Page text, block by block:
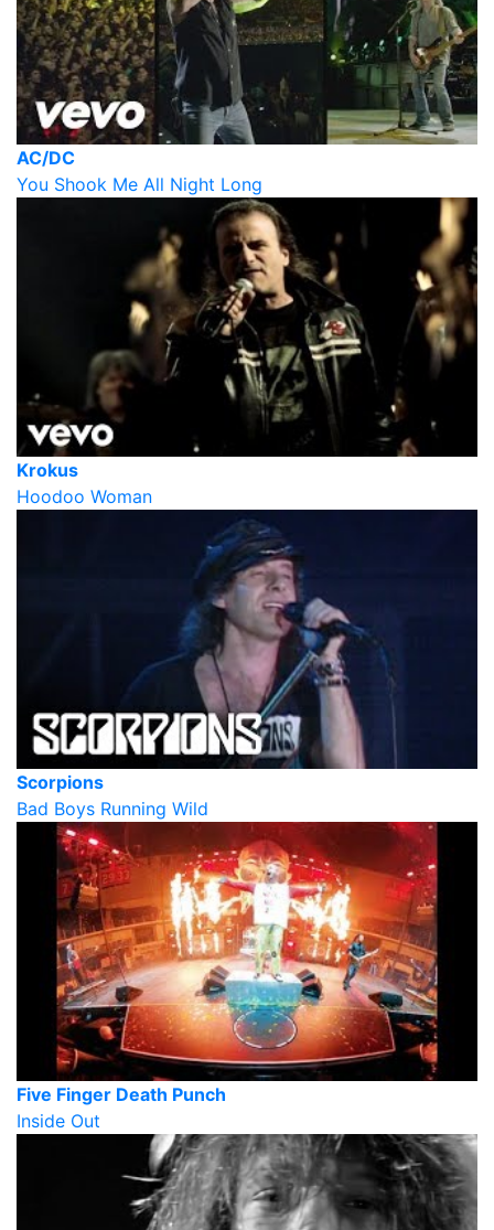
AC/DC
You Shook Me All Night Long
Krokus
Hoodoo Woman
Scorpions
Bad Boys Running Wild
Five Finger Death Punch
Inside Out